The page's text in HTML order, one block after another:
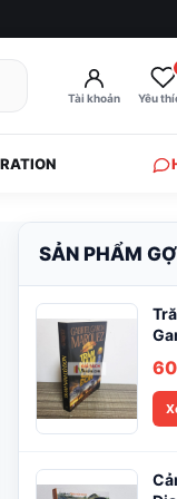
Tài khoản Yêu
SẢN PHẨM